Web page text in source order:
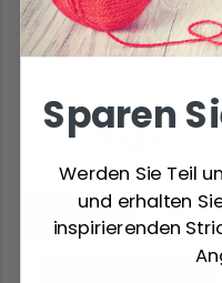
247-2 DUTCH TILES
DROPS DESIGN
Anzahl
Sparen
Werden Sie Teil
und erhalten
inspirierenden